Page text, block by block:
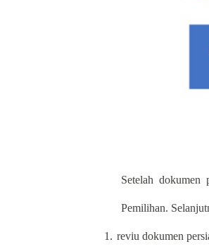
Setelah dokumen
Pemilihan.
1. reviu dokumen